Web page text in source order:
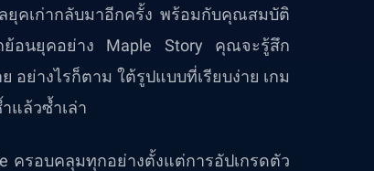
ยุคเก่ากลับมาอีกครั้ง พร้อมกับคุณสมบัติ
ย้อนยุคอย่าง Maple Story คุณจะรู้สึก
อย่างไรก็ตาม ใต้รูปแบบที่เรียบง่าย เกม
แล้วซ้ำเล่า
ครอบคลุมทุกอย่างตั้งแต่การอัปเกรดตัว